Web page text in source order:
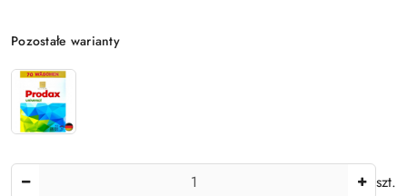
Wariant
Pozostałe warianty
szt.